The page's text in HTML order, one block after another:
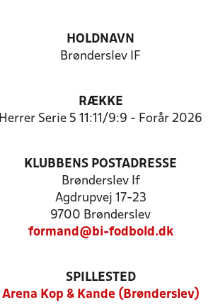
HOLDNAVN
Brønderslev IF
RÆKKE
Herrer Serie 5 11:11/9:9 - Forår 2026
KLUBBENS POSTADRESSE
Brønderslev If
Agdrupvej 17-23
9700 Brønderslev
formand@bi-fodbold.dk
SPILLESTED
Arena Kop & Kande (Brønderslev)